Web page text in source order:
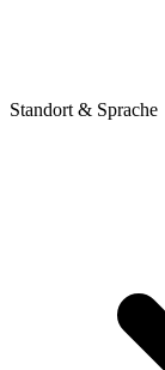
Standort & Sprache